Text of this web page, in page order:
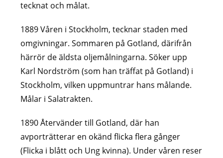
tecknat och målat.
1889 Våren i Stockholm, tecknar staden med
omgivningar. Sommaren på Gotland, därifrån
härrör de äldsta oljemålningarna. Söker upp
Karl Nordström (som han träffat på Gotland) i
Stockholm, vilken uppmuntrar hans målande.
Målar i Salatrakten.
1890 Återvänder till Gotland, där han
avporträtterar en okänd flicka flera gånger
(Flicka i blått och Ung kvinna). Under våren reser